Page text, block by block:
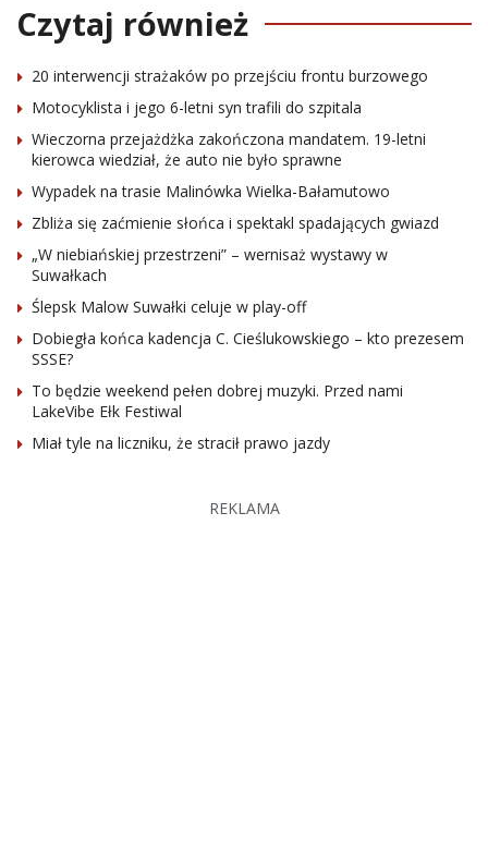
Czytaj również
20 interwencji strażaków po przejściu frontu burzowego
Motocyklista i jego 6-letni syn trafili do szpitala
Wieczorna przejażdżka zakończona mandatem. 19-letni
kierowca wiedział, że auto nie było sprawne
Wypadek na trasie Malinówka Wielka-Bałamutowo
Zbliża się zaćmienie słońca i spektakl spadających gwiazd
„W niebiańskiej przestrzeni” – wernisaż wystawy w
Suwałkach
Ślepsk Malow Suwałki celuje w play-off
Dobiegła końca kadencja C. Cieślukowskiego – kto prezesem
SSSE?
To będzie weekend pełen dobrej muzyki. Przed nami
LakeVibe Ełk Festiwal
Miał tyle na liczniku, że stracił prawo jazdy
REKLAMA